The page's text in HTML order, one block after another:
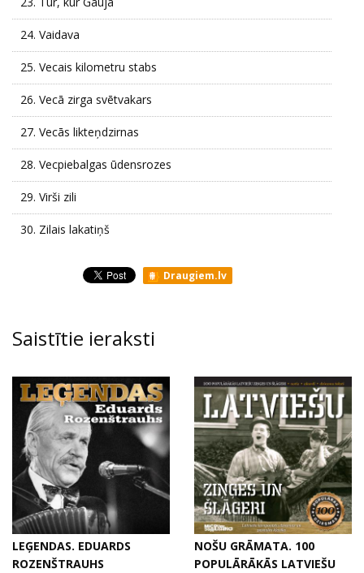
24. Vaidava
25. Vecais kilometru stabs
26. Vecā zirga svētvakars
27. Vecās likteņdzirnas
28. Vecpiebalgas ūdensrozes
29. Virši zili
30. Zilais lakatiņš
Draugiem.lv
Saistītie ieraksti
LEĢENDAS. EDUARDS
ROZENŠTRAUHS
NOŠU GRĀMATA. 100
POPULĀRĀKĀS LATVIEŠU